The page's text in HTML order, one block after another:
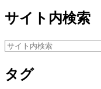
サイト内検索
タグ